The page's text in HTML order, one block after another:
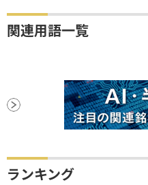
関連用語一覧
ランキング